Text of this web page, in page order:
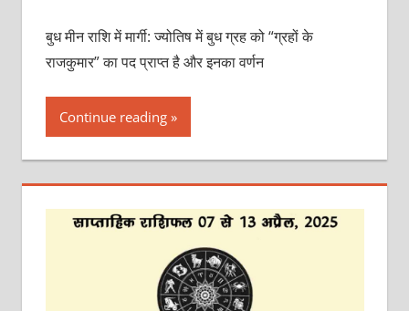
बुध मीन राशि में मार्गी: ज्योतिष में बुध ग्रह को “ग्रहों के
राजकुमार” का पद प्राप्त है और इनका वर्णन
Continue reading